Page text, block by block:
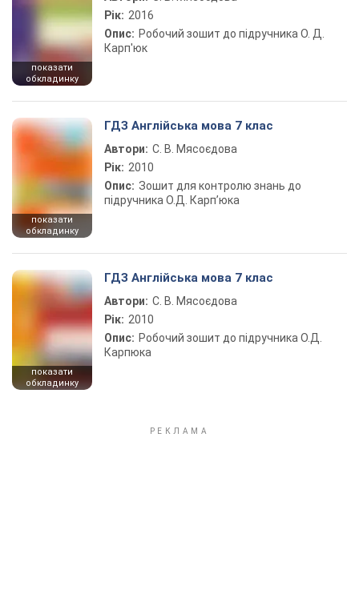
показати
обкладинку
Рік: 2016
Опис: Робочий зошит до підручника О. Д.
Карп'юк
показати
обкладинку
ГДЗ Англійська мова 7 клас
Автори: С. В. Мясоєдова
Рік: 2010
Опис: Зошит для контролю знань до
підручника О.Д. Карп’юка
показати
обкладинку
ГДЗ Англійська мова 7 клас
Автори: С. В. Мясоєдова
Рік: 2010
Опис: Робочий зошит до підручника О.Д.
Карпюка